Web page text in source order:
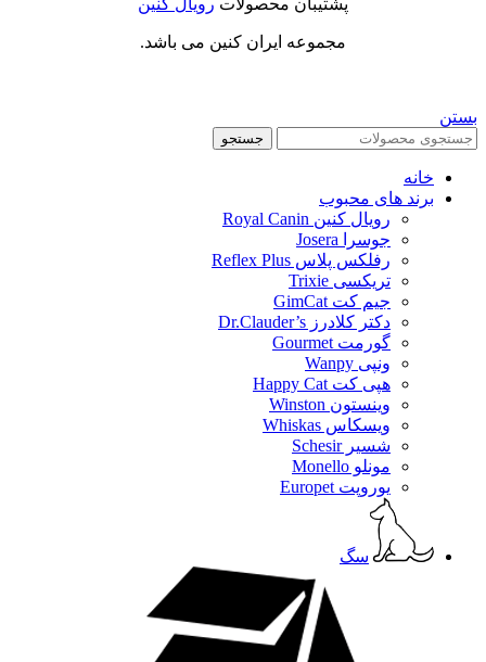
مجموعه ایران کنین می باشد.
بستن
جستجو
خانه
برند های محبوب
رویال کنین Royal Canin
جوسرا Josera
رفلکس پلاس Reflex Plus
تریکسی Trixie
جیم کت GimCat
دکتر کلادرز Dr.Clauder’s
گورمت Gourmet
ونپی Wanpy
هپی کت Happy Cat
وینستون Winston
ویسکاس Whiskas
شسیر Schesir
مونلو Monello
یوروپت Europet
سگ